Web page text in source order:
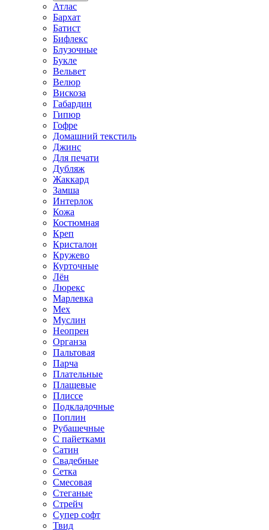
Атлас
Бархат
Батист
Бифлекс
Блузочные
Букле
Вельвет
Велюр
Вискоза
Габардин
Гипюр
Гофре
Домашний текстиль
Джинс
Для печати
Дубляж
Жаккард
Замша
Интерлок
Кожа
Костюмная
Креп
Кристалон
Кружево
Курточные
Лён
Люрекс
Марлевка
Мех
Муслин
Неопрен
Органза
Пальтовая
Парча
Плательные
Плащевые
Плиссе
Подкладочные
Поплин
Рубашечные
С пайетками
Сатин
Свадебные
Сетка
Смесовая
Стеганые
Стрейч
Супер софт
Твид